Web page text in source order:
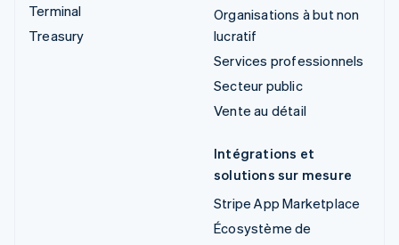
Terminal
Treasury
Organisations à but non
lucratif
Services professionnels
Secteur public
Vente au détail
Intégrations et
solutions sur mesure
Stripe App Marketplace
Écosystème de